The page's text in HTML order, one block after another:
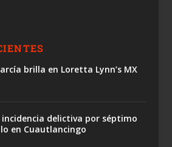
brilla en Loretta Lynn’s MX
delictiva por séptimo
en Cuautlancingo